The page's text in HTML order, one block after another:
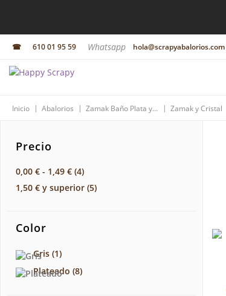
☎ 610 01 95 59 Whatsapp hola@scrapyabalorios.com
Inicio | Abalorios | Zamak Baño Plata y Oro | Zamak y Cristal
Precio
0,00 € - 1,49 € (4)
1,50 € y superior (5)
Color
Gris (1)
Plateado (8)